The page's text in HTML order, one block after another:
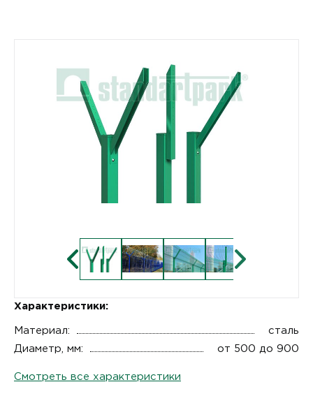
Характеристики:
Материал:
сталь
Диаметр, мм:
от 500 до 900
Смотреть все характеристики